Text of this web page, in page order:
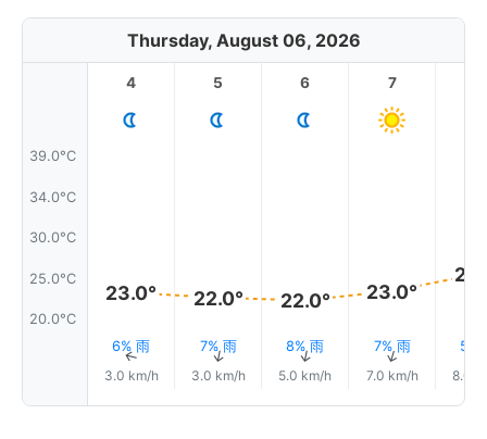
Thursday, August 06, 2026
39.0°C
34.0°C
30.0°C
25.0°C
20.0°C
4
23.0°
6% 雨
↑
3.0 km/h
5
22.0°
7% 雨
↑
3.0 km/h
6
22.0°
8% 雨
↑
5.0 km/h
7
23.0°
7% 雨
↑
7.0 km/h
5%
8.0